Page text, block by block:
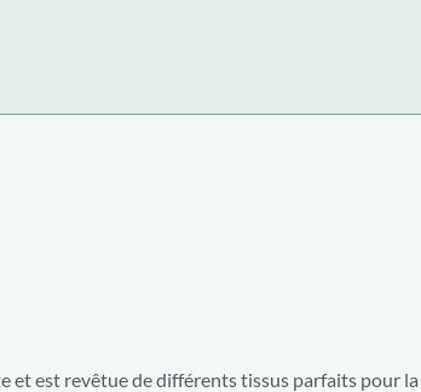
et est revêtue de différents tissus parfaits pour la